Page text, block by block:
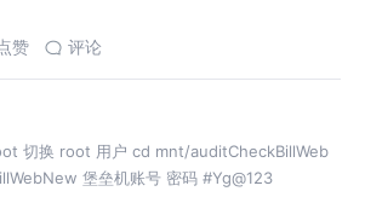
赞 评论
切换 root 用户 cd mnt/auditCheckBillWeb
堡垒机账号 密码 #Yg@123